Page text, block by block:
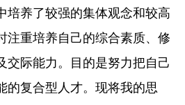
培养了较强的集体观念和较高
注重培养自己的综合素质、修
交际能力。目的是努力把自己
的复合型人才。现将我的思